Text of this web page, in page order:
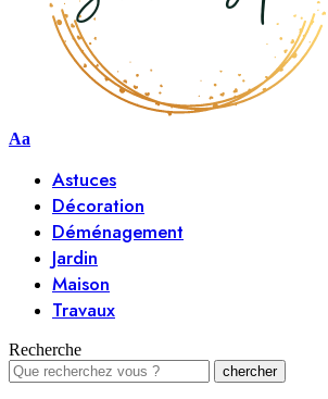
Aa
Astuces
Décoration
Déménagement
Jardin
Maison
Travaux
Recherche